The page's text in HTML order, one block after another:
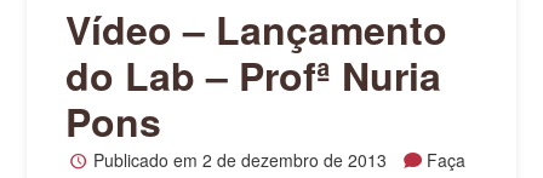
Vídeo – Lançamento
do Lab – Profª Nuria
Pons
Publicado em 2 de dezembro de 2013
Faça